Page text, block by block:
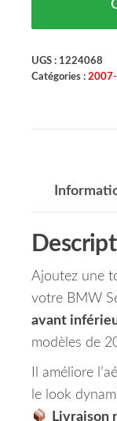
UGS : 1224068
Catégories :
Ajoutez une
votre BMW
avant
modèles de
Il améliore
le look
Livraison